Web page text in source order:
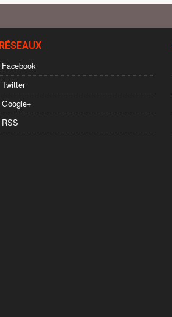
RÉSEAUX
Facebook
Twitter
Google+
RSS